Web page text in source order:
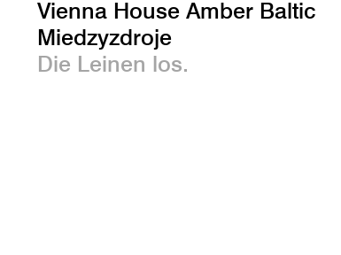
Vienna House Amber Baltic
Miedzyzdroje
Die Leinen los.